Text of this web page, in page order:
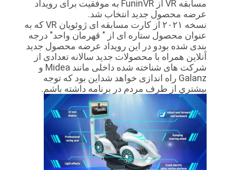
PRIVACY
POLICY
مسابقه VR از FuninVR به موفقیت برای رویداد
عرضه محصول جدید انتخاب شد.
نسخه ۲۰۲۱ از کارت مسابقه ای ژوئویان VR که به
عنوان محصول ستاره ای از " قهرمان واحد" درجه
بندی شده بودو در این رویداد عرضه محصول جدید
آنلاین همراه با محصولات جدید سالانه تعدادی از
شرکت های شناخته شده داخلی مانند Midea و
Galanz راه اندازی خواهد شداين بود که توجه
بيشتري از طرف مردم در برنامه داشته باشم.